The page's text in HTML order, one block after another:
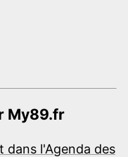
My89.fr
dans l'Agenda des